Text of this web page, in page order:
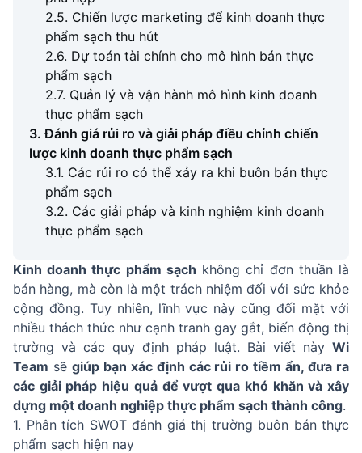
2.5. Chiến lược marketing để kinh doanh thực
phẩm sạch thu hút
2.6. Dự toán tài chính cho mô hình bán thực
phẩm sạch
2.7. Quản lý và vận hành mô hình kinh doanh
thực phẩm sạch
3. Đánh giá rủi ro và giải pháp điều chỉnh chiến
lược kinh doanh thực phẩm sạch
3.1. Các rủi ro có thể xảy ra khi buôn bán thực
phẩm sạch
3.2. Các giải pháp và kinh nghiệm kinh doanh
thực phẩm sạch
Kinh doanh thực phẩm sạch không chỉ đơn thuần là
bán hàng, mà còn là một trách nhiệm đối với sức khỏe
cộng đồng. Tuy nhiên, lĩnh vực này cũng đối mặt với
nhiều thách thức như cạnh tranh gay gắt, biến động thị
trường và các quy định pháp luật. Bài viết này Wi
Team sẽ giúp bạn xác định các rủi ro tiềm ẩn, đưa ra
các giải pháp hiệu quả để vượt qua khó khăn và xây
dựng một doanh nghiệp thực phẩm sạch thành công.
1. Phân tích SWOT đánh giá thị trường buôn bán thực
phẩm sạch hiện nay